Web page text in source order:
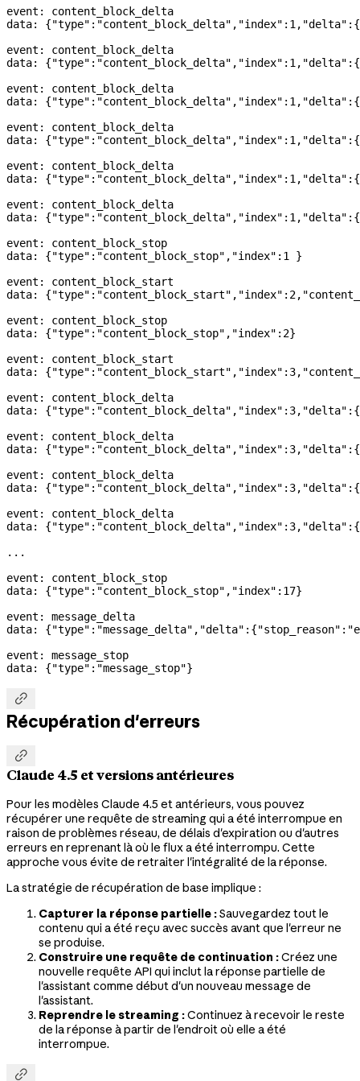
event: content_block_delta
data: {"type" : "content_block_delta" , "index" : 1 , "delta" :{
event: content_block_delta
data: {"type" : "content_block_delta" , "index" : 1 , "delta" :{
event: content_block_delta
data: {"type" : "content_block_delta" , "index" : 1 , "delta" :{
event: content_block_delta
data: {"type" : "content_block_delta" , "index" : 1 , "delta" :{
event: content_block_delta
data: {"type" : "content_block_delta" , "index" : 1 , "delta" :{
event: content_block_delta
data: {"type" : "content_block_delta" , "index" : 1 , "delta" :{
event: content_block_stop
data: {"type" : "content_block_stop" , "index" : 1
}
event: content_block_start
data: {"type" : "content_block_start" , "index" : 2,
event: content_block_stop
data: {"type" : "content_block_stop" , "index" : 2}
event: content_block_start
data: {"type" : "content_block_start" , "index" : 3,
event: content_block_delta
data: {"type" : "content_block_delta" , "index" : 3, "delta" :{
event: content_block_delta
data: {"type" : "content_block_delta" , "index" : 3, "delta" :{
event: content_block_delta
data: {"type" : "content_block_delta" , "index" : 3, "delta" :{
event: content_block_delta
data: {"type" : "content_block_delta" , "index" : 3, "delta" :{
...
event: content_block_stop
data: {"type" : "content_block_stop" , "index" : 17}
event: message_delta
data: {"type" : "message_delta" , "delta" :{"stop_reason" :
event: message_stop
data: {"type" : "message_stop"}

Récupération d'erreurs

Claude 4.5 et versions antérieures
Pour les modèles Claude 4.5 et antérieurs, vous pouvez
récupérer une requête de streaming qui a été interrompue en
raison de problèmes réseau, de délais d'expiration ou d'autres
erreurs en reprenant là où le flux a été interrompu. Cette
approche vous évite de retraiter l'intégralité de la réponse.
La stratégie de récupération de base implique :
Capturer la réponse partielle :Sauvegardez tout le
contenu qui a été reçu avec succès avant que l'erreur ne
se produise.
Construire une requête de continuation :Créez une
nouvelle requête API qui inclut la réponse partielle de
l'assistant comme début d'un nouveau message de
l'assistant.
Reprendre le streaming :Continuez à recevoir le reste
de la réponse à partir de l'endroit où elle a été
interrompue.
